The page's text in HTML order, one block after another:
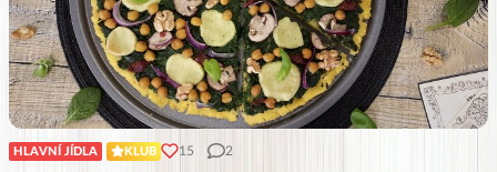
HLAVNÍ JÍDLA KLUB 15 2